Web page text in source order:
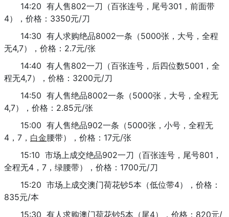
14:20 有人售802一刀（百张连号，尾号301，前面带
4），价格：3350元/刀
14:30 有人求购绝品8002一条（5000张，大号，全程
无4,7），价格：2.7元/张
14:40 有人售802一刀（百张连号，后四位数5001，全
程无4,7），价格：3200元/刀
14:50 有人售绝品8002一条（5000张，大号，全程无
4,7），价格：2.85元/张
15:00 有人售绝品902一条（5000张，小号，全程无
4，7， 白金腰带），价格：17元/张
15:10 市场上成交绝品902一刀（百张连号，尾号801，
全程无4，7，绿腰带），价格：1700元/刀
15:20 市场上成交澳门荷花钞5本（低位带4），价格：
835元/本
15:30 有人求购澳门荷花钞5本（尾4），价格：820元/